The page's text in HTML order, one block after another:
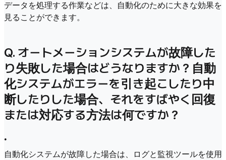
データを処理する作業などは、自動化のために大きな効果を
見ることができます。
Q. オートメーションシステムが故障した
り失敗した場合はどうなりますか？自動
化システムがエラーを引き起こしたり中
断したりした場合、それをすばやく回復
または対応する方法は何ですか？
•
自動化システムが故障した場合は、ログと監視ツールを使用